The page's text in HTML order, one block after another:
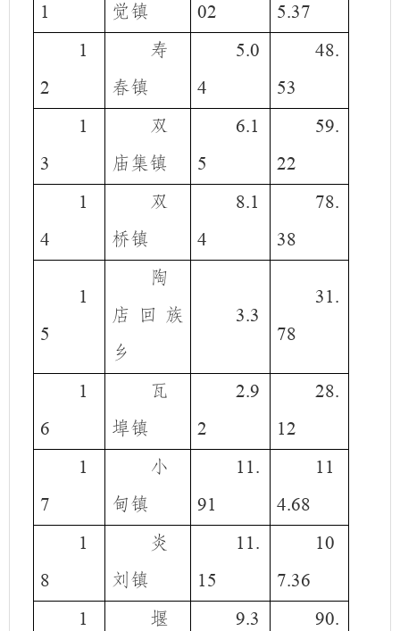
1
觉镇
02
5.37
1
2
寿
春镇
5.0
4
48.
53
1
3
双
庙集镇
6.1
5
59.
22
1
4
双
桥镇
8.1
4
78.
38
1
5
陶
店回族
乡
3.3
31.
78
1
6
瓦
埠镇
2.9
2
28.
12
1
7
小
甸镇
11.
91
11
4.68
1
8
炎
刘镇
11.
15
10
7.36
1
堰
9.3
90.